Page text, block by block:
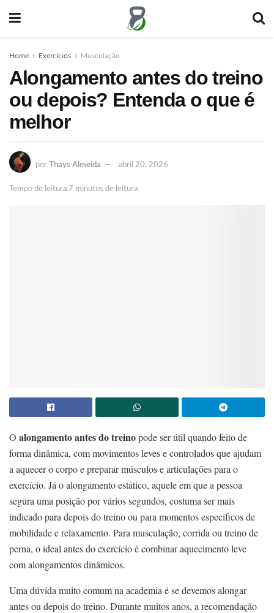
Home Exercícios Musculação
Alongamento antes do treino
ou depois? Entenda o que é
melhor
por Thays Almeida abril 20, 2026
Tempo de leitura:7 minutos de leitura
O alongamento antes do treinopode ser útil quando feito de
forma dinâmica, com movimentos leves e controlados que ajudam
a aquecer o corpo e preparar músculos e articulações para o
exercício. Já o alongamento estático, aquele em que a pessoa
segura uma posição por vários segundos, costuma ser mais
indicado para depois do treino ou para momentos específicos de
mobilidade e relaxamento. Para musculação, corrida ou treino de
perna, o ideal antes do exercício é combinar aquecimento leve
com alongamentos dinâmicos.
Uma dúvida muito comum na academia é se devemos alongar
antes ou depois do treino. Durante muitos anos, a recomendação